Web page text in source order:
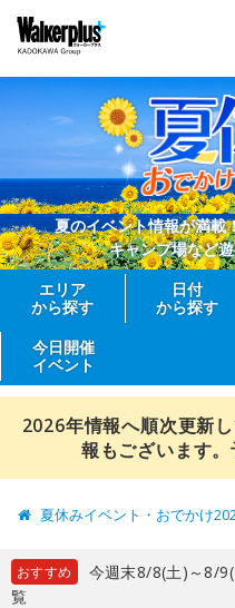
夏のイベント情報が満載
キャンプ場など
エリア
から探す
日付
から探す
今日開催
イベント
2026年情報へ順次更新
報もございます。
夏休みイベント・おでかけ
おすすめ
今週末8/8(土)～8/
覧